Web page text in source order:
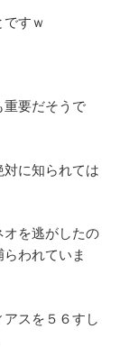
ですｗ
重要だそうで
に知られては
オを逃がしたの
われていま
スを５６すし